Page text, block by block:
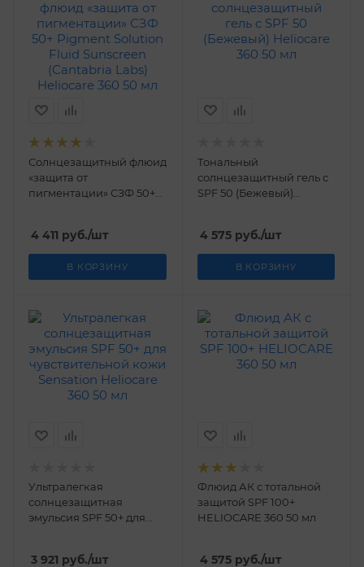
Солнцезащитный флюид
«защита от
пигментации» СЗФ 50+
Labs) Heliocare 360 50 мл
4 411 руб./шт
В КОРЗИНУ
Тональный
солнцезащитный гель с
SPF 50 (Бежевый)
4 575руб./шт
В КОРЗИНУ
Ультралегкая
солнцезащитная
эмульсия SPF 50+ для
50 мл
3 921 руб./шт
Флюид АК с тотальной
защитой SPF 100+
HELIOCARE 360 50 мл
4 575руб./шт